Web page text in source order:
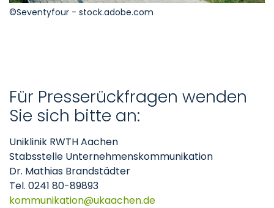
©Seventyfour - stock.adobe.com
Für Presserückfragen wenden
Sie sich bitte an:
Uniklinik RWTH Aachen
Stabsstelle Unternehmenskommunikation
Dr. Mathias Brandstädter
Tel. 0241 80-89893
kommunikation
ukaachende